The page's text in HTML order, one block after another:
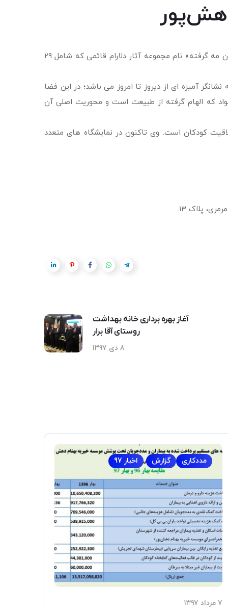
دهش‌پور
نمایشگاه آثار نقاشی«دلارام قائمی» در روز جمعه ۷ دی ماه در نگارخانه بهنام دهش‌پور آغاز به کار خواهد کرد. «نوستالژی درختان مه گرفته» نام مجموعه آثار دلارام قائمی که شامل ۲۹
آمیزه ای از دیروز تا امروز می باشد؛ در این فضا
که الهام گرفته از طبیعت است و محوریت اصلی آن
کودکان است. وی تاکنون در نمایشگاه های متعدد
پلاک ۱۳.
آغاز بهره برداری خانه بهداشت
روستای آقا برار
۸ دی ۱۳۹۷
اخبار 97 گزارش مددکاری
۷ مرداد ۱۳۹۷